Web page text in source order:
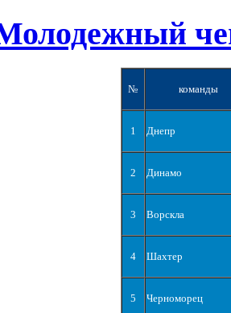
№ команды
1 Днепр
2 Динамо
3 Ворскла
4 Шахтер
5 Черноморец